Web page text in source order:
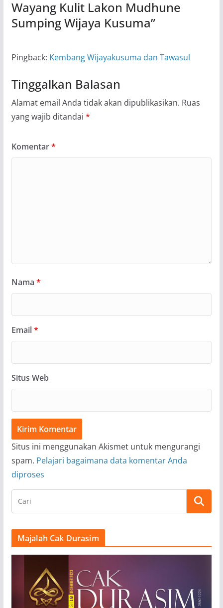
Wayang Kulit Lakon Mudhune
Sumping Wijaya Kusuma”
Pingback: Kembang Wijayakusuma dan Tawasul
Tinggalkan Balasan
Alamat email Anda tidak akan dipublikasikan. Ruas
yang wajib ditandai *
Komentar*
Nama *
Email*
Situs Web
Situs ini menggunakan Akismet untuk mengurangi
spam. Pelajari bagaimana data komentar Anda
diproses
Majalah Cak Durasim